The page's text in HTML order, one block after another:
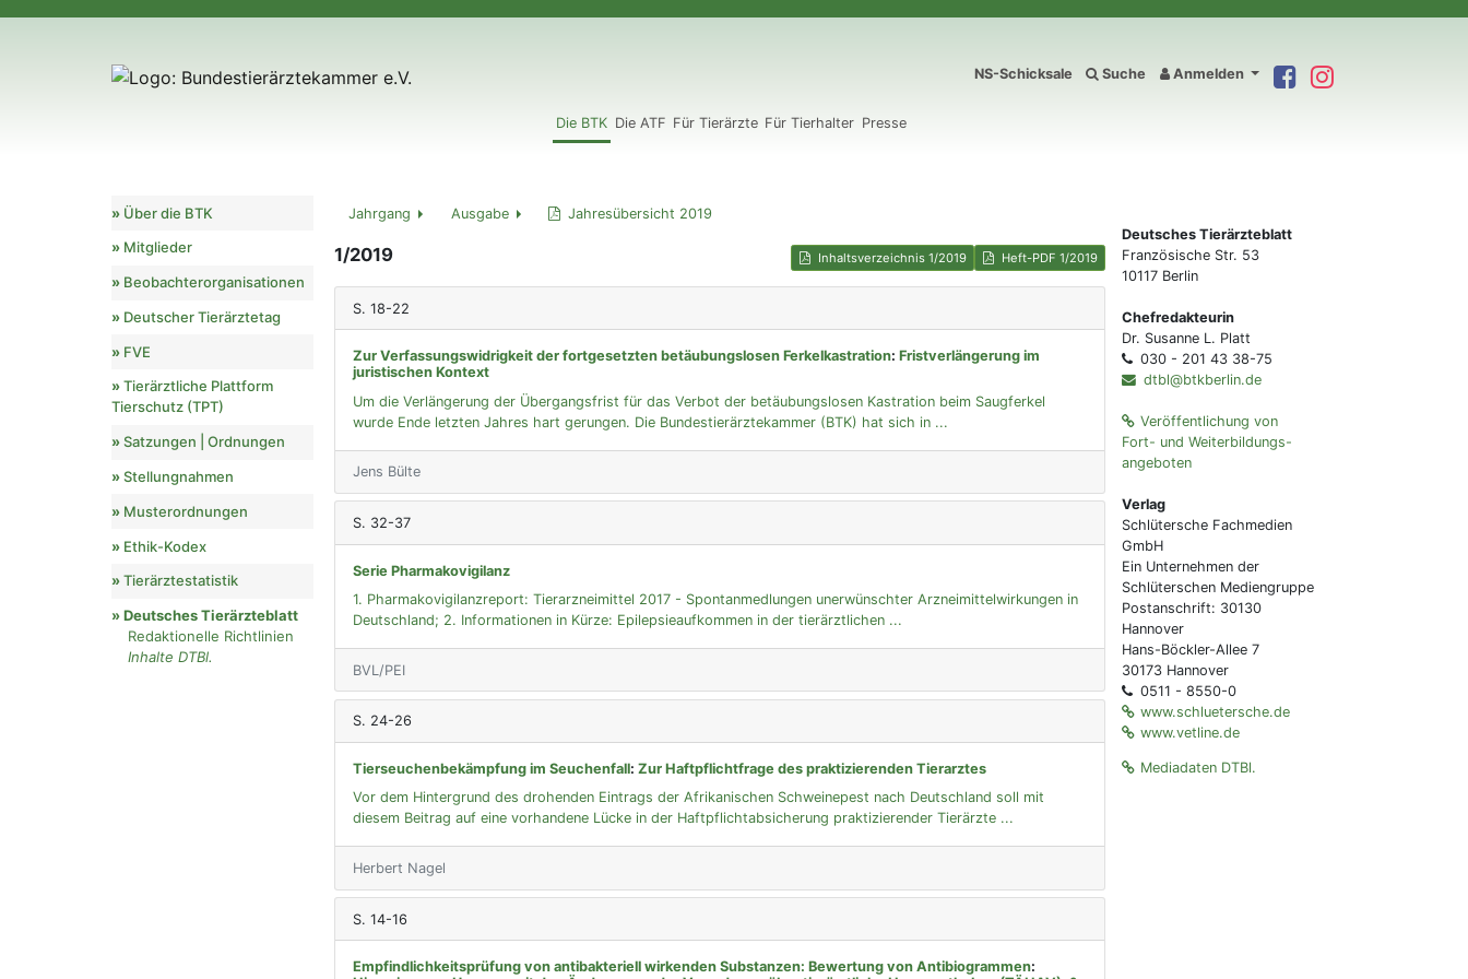
NS-Schicksale Suche Anmelden
Die BTK Die ATF Für Tierärzte Für Tierhalter Presse
Über die BTK
Mitglieder
Beobachterorganisationen
Deutscher Tierärztetag
FVE
Tierärztliche Plattform
Tierschutz (TPT)
Satzungen | Ordnungen
Stellungnahmen
Musterordnungen
Ethik-Kodex
Tierärztestatistik
Deutsches Tierärzteblatt
Redaktionelle Richtlinien
Inhalte DTBl.
Jahrgang Ausgabe Jahresübersicht 2019
1/2019 Heft-PDF 1/2019
Inhaltsverzeichnis 1/2019
S. 18-22
Zur Verfassungswidrigkeit der fortgesetzten betäubungslosen Ferkelkastration:Fristverlängerung im
juristischen Kontext
Um die Verlängerung der Übergangsfrist für das Verbot der betäubungslosen Kastration beim Saugferkel
wurde Ende letzten Jahres hart gerungen. Die Bundestierärztekammer (BTK) hat sich in ...
Jens Bülte
S. 32-37
Serie Pharmakovigilanz
1. Pharmakovigilanzreport: Tierarzneimittel 2017 - Spontanmedlungen unerwünschter Arzneimittelwirkungen in
Deutschland; 2. Informationen in Kürze: Epilepsieaufkommen in der tierärztlichen ...
BVL/PEI
S. 24-26
Tierseuchenbekämpfung im Seuchenfall:Zur Haftpflichtfrage des praktizierenden Tierarztes
Vor dem Hintergrund des drohenden Eintrags der Afrikanischen Schweinepest nach Deutschland soll mit
diesem Beitrag auf eine vorhandene Lücke in der Haftpflichtabsicherung praktizierender Tierärzte ...
Herbert Nagel
S. 14-16
Empfindlichkeitsprüfung von antibakteriell wirkenden Substanzen: Bewertung von Antibiogrammen:
Deutsches Tierärzteblatt
Französische Str. 53
10117 Berlin
Chefredakteurin
Dr. Susanne L. Platt
030 - 201 43 38-75
dtbl@btkberlin.de
Veröffentlichung von
Fort- und Weiterbildungs-
angeboten
Verlag
Schlütersche Fachmedien
GmbH
Ein Unternehmen der
Schlüterschen Mediengruppe
Postanschrift: 30130
Hannover
Hans-Böckler-Allee 7
30173 Hannover
0511 - 8550-0
www.schluetersche.de
www.vetline.de
Mediadaten DTBl.